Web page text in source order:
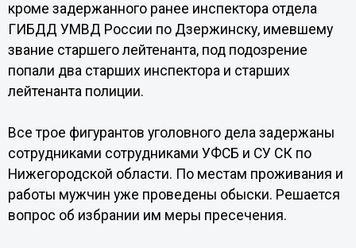
кроме задержанного ранее инспектора отдела
ГИБДД УМВД России по Дзержинску, имевшему
звание старшего лейтенанта, под подозрение
попали два старших инспектора и старших
лейтенанта полиции.
Все трое фигурантов уголовного дела задержаны
сотрудниками сотрудниками УФСБ и СУ СК по
Нижегородской области. По местам проживания и
работы мужчин уже проведены обыски. Решается
вопрос об избрании им меры пресечения.